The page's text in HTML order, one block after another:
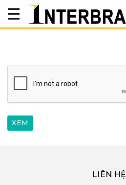
LIÊN HỆ